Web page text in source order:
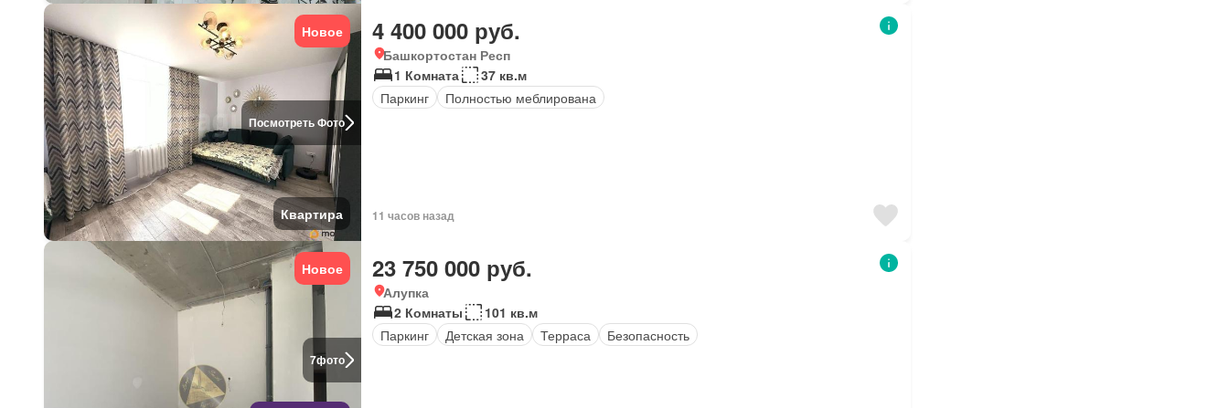
Посмотреть Фото
Новое
Квартира
4 400 000 руб.
Башкортостан Респ
1 Комната
37 кв.м
Паркинг
Полностью меблирована
11 часов назад
7фото
Новое 23 750 000 руб.
Алупка
2 Комнаты
101 кв.м
Паркинг
Детская зона Терраса Безопасность